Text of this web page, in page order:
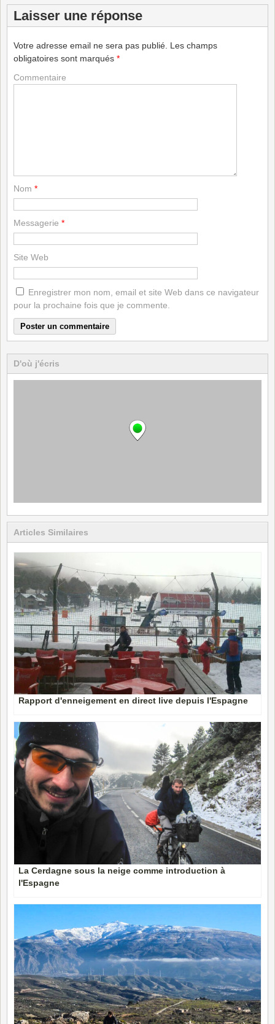
Laisser une réponse
Votre adresse email ne sera pas publié. Les champs
obligatoires sont marqués *
Commentaire
Nom *
Messagerie *
Site Web
Enregistrer mon nom, email et site Web dans ce navigateur
pour la prochaine fois que je commente.
D'où j'écris
Articles Similaires
Rapport d'enneigement en direct live depuis l'Espagne
La Cerdagne sous la neige comme introduction à
l'Espagne